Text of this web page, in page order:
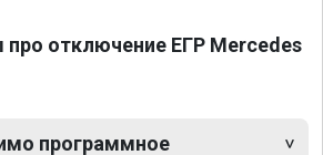
отключение ЕГР Mercedes
программное